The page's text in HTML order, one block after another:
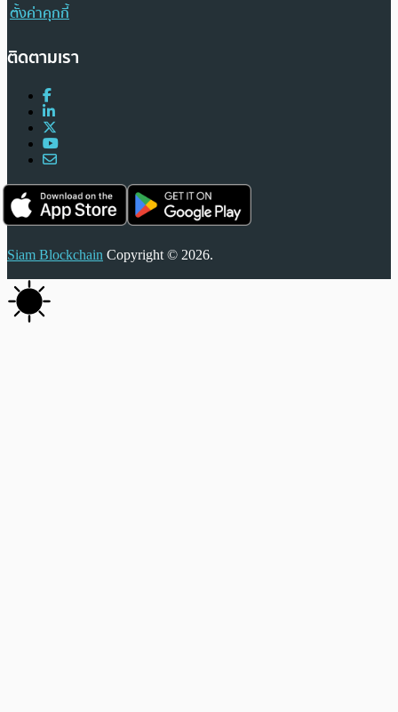
ตั้งค่าคุกกี้
ติดตามเรา
Siam Blockchain Copyright © 2026.